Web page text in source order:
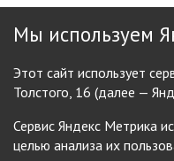
Мы используем
Этот сайт использует
Толстого, 16 (далее —
Сервис Яндекс Метрика
целью анализа их